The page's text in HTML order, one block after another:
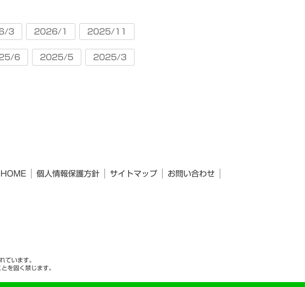
3 2026/1 2025/11
6 2025/5 2025/3
HOME 個人情報保護方針 サイトマップ お問い合わせ
ています。
を固く禁じます。